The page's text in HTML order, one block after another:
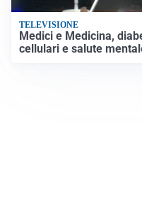
TELEVISIONE
Medici e Medicina,
cellulari e salute